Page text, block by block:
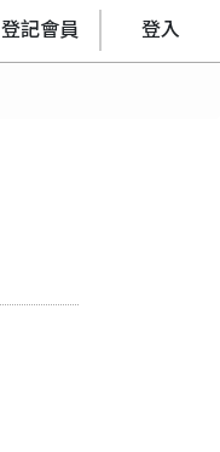
登記會員 登入